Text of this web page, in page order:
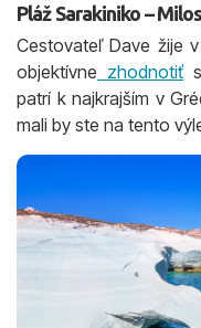
Pláž Sarakiniko – Milos
Cestovateľ Dave žije
objektívne zhodnotiť
patrí k najkrajším v
mali by ste na tento